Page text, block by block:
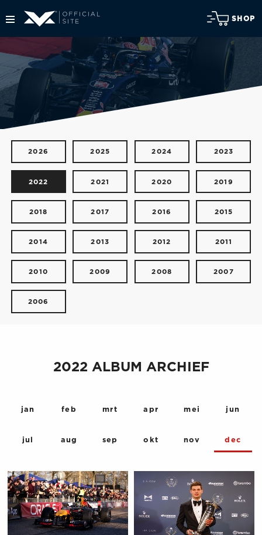
SHOP
2026 2025 2024 2023
2022 2021 2020 2019
2018 2017 2016 2015
2014 2013 2012 2011
2010 2009 2008 2007
2006
2022 ALBUM ARCHIEF
jan feb mrt apr mei jun
jul aug sep okt nov dec